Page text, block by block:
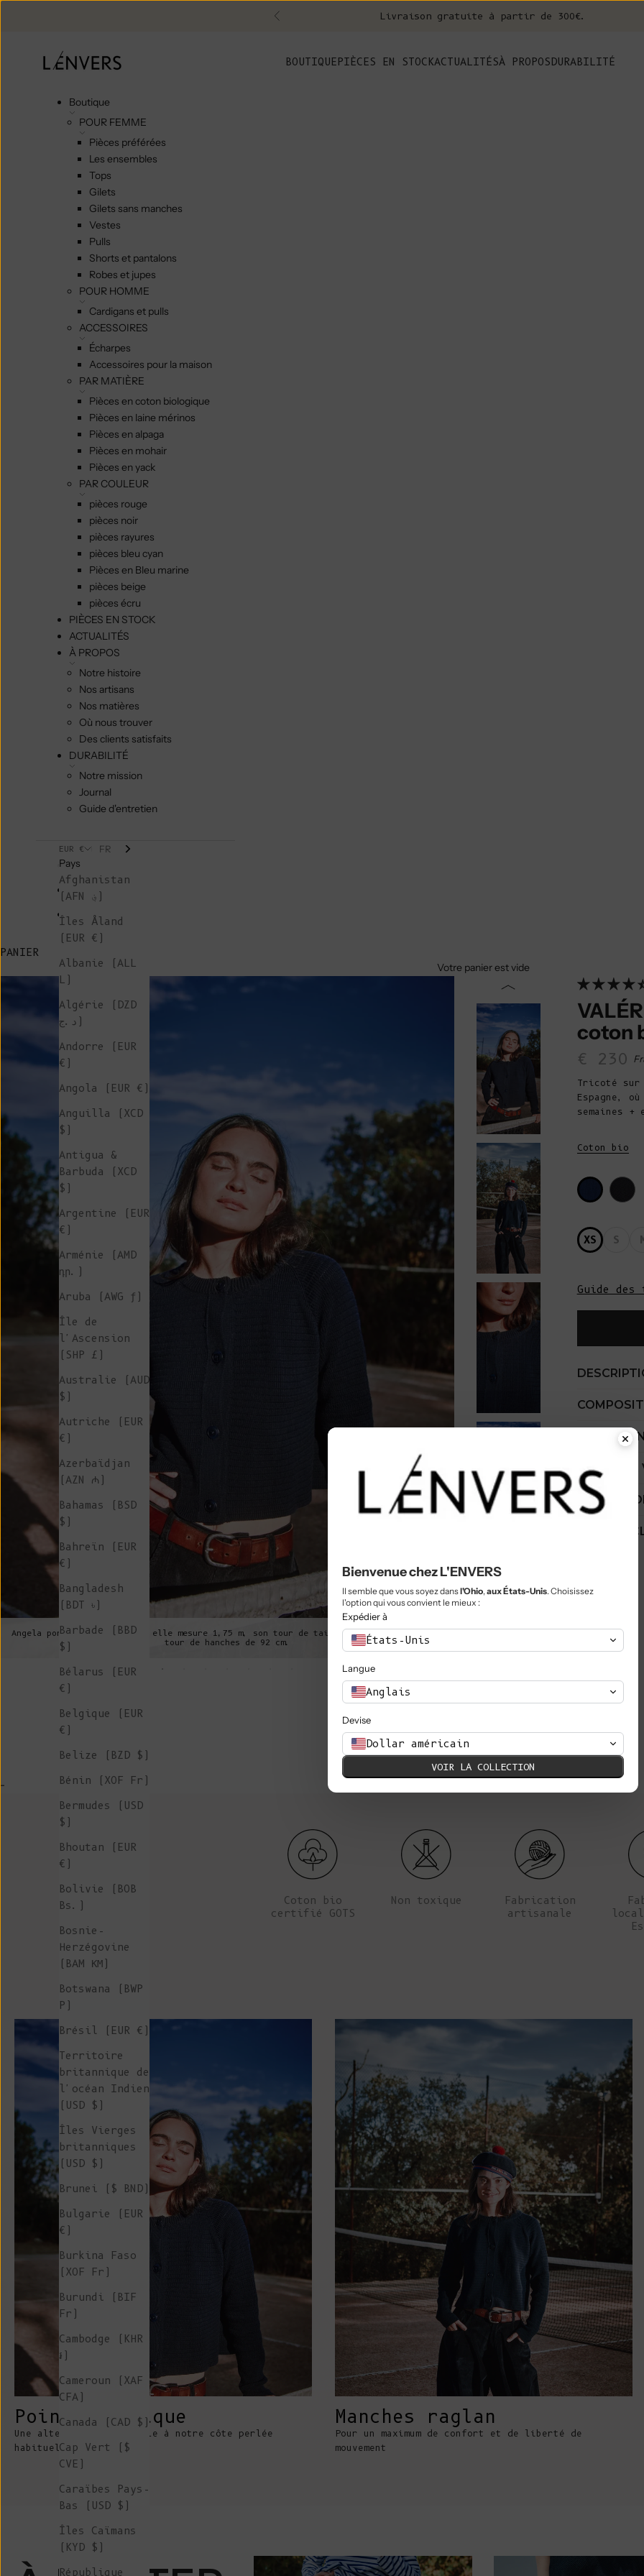
Précédent Livraison gratuite à partir de 300€.
L'ENVERS BOUTIQUEPIÈCES EN STOCKACTUALITÉSÀ PROPOSDURABILITÉ
Boutique
POUR FEMME
Pièces préférées
Les ensembles
Tops
Gilets
Gilets sans manches
Vestes
Pulls
Shorts et pantalons
Robes et jupes
POUR HOMME
Cardigans et pulls
ACCESSOIRES
Écharpes
Accessoires pour la maison
PAR MATIÈRE
Pièces en coton biologique
Pièces en laine mérinos
Pièces en alpaga
Pièces en mohair
Pièces en yack
PAR COULEUR
pièces rouge
pièces noir
pièces rayures
pièces bleu cyan
Pièces en Bleu marine
pièces beige
pièces écru
PIÈCES EN STOCK
ACTUALITÉS
À PROPOS
Notre histoire
Nos artisans
Nos matières
Où nous trouver
Des clients satisfaits
DURABILITÉ
Notre mission
Journal
Guide d'entretien
EUR €
Pays
Afghanistan
(AFN ؋)
Îles Åland
(EUR €)
Albanie (ALL
L)
Algérie (DZD
د.ج)
Andorre (EUR
€)
Angola (EUR €)
Anguilla (XCD
$)
Antigua &
Barbuda (XCD
$)
Argentine (EUR
€)
Arménie (AMD
դր.)
Aruba (AWG ƒ)
Île de
l'Ascension
(SHP £)
Australie (AUD
$)
Autriche (EUR
€)
Azerbaïdjan
(AZN ₼)
Bahamas (BSD
$)
Bahreïn (EUR
€)
Bangladesh
(BDT ৳)
Barbade (BBD
$)
Bélarus (EUR
€)
Belgique (EUR
€)
Belize (BZD $)
Bénin (XOF Fr)
Bermudes (USD
$)
Bhoutan (EUR
€)
Bolivie (BOB
Bs.)
Bosnie-
Herzégovine
(BAM КМ)
Botswana (BWP
P)
Brésil (EUR €)
Territoire
britannique de
l'océan Indien
(USD $)
Îles Vierges
britanniques
(USD $)
Brunei ($ BND)
Bulgarie (EUR
€)
Burkina Faso
(XOF Fr)
Burundi (BIF
Fr)
Cambodge (KHR
៛)
Cameroun (XAF
CFA)
Canada (CAD $)
Cap Vert ($
CVE)
Caraïbes Pays-
Bas (USD $)
Îles Caïmans
(KYD $)
République
FR
PANIER
Votre panier est vide
Angela porte une taille S ; elle mesure 1,75 m, son tour de taille est de 58 cm et son
tour de hanches de 92 cm.
Angela porte une taille S ; elle
coton
Prix
€ 230
Tricoté sur
Espagne,
semaines
Coton bio
XS S
Guide
GUIDE
COÛT
SERVICE
-
Coton bio
certifié GOTS
Non toxique
Fabrication
artisanale
Point élastique
Une alternative originale à notre côte perlée
habituelle.
Manches raglan
Pour un maximum de confort et de liberté de
mouvement
Bienvenue chez L'ENVERS
Il semble que vous soyez dansl'Ohio,aux États-Unis. Choisissez
l'option qui vous convient le mieux :
Expédier à
États-Unis
Langue
Anglais
Devise
Dollar américain
VOIR LA COLLECTION